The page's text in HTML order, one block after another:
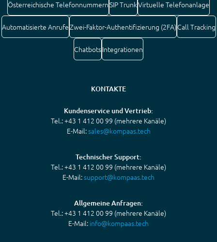
Österreichische TelefonnummernSIP TrunkVirtuelle Telefonanlage
Automatisierte AnrufeZwei-Faktor-Authentifizierung (2FA)Call Tracking
ChatbotsIntegrationen
KONTAKTE
Kundenservice und Vertrieb:
Tel.: +43 1 412 00 99 (mehrere Kanäle)
E-Mail:sales@kompaas.tech
Technischer Support:
Tel.: +43 1 412 00 99 (mehrere Kanäle)
E-Mail:support@kompaas.tech
Allgemeine Anfragen:
Tel.: +43 1 412 00 99 (mehrere Kanäle)
E-Mail: info@kompaas.tech